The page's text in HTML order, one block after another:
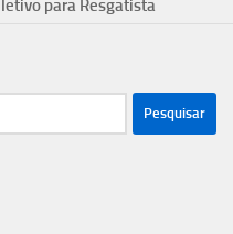
para Resgatista